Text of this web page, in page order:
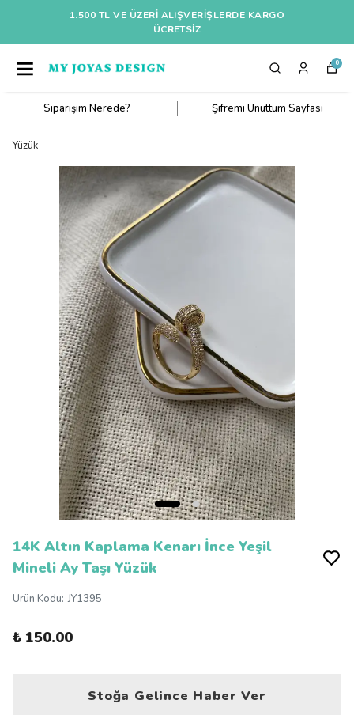
1.500 TL VE ÜZERI ALIŞVERIŞLERDE KARGO
ÜCRETSİZ
0
Siparişim Nerede? Şifremi Unuttum Sayfası
Yüzük
14K Altın Kaplama Kenarı İnce Yeşil
Mineli Ay Taşı Yüzük
Ürün Kodu: JY1395
₺ 150.00
Stoğa Gelince Haber Ver